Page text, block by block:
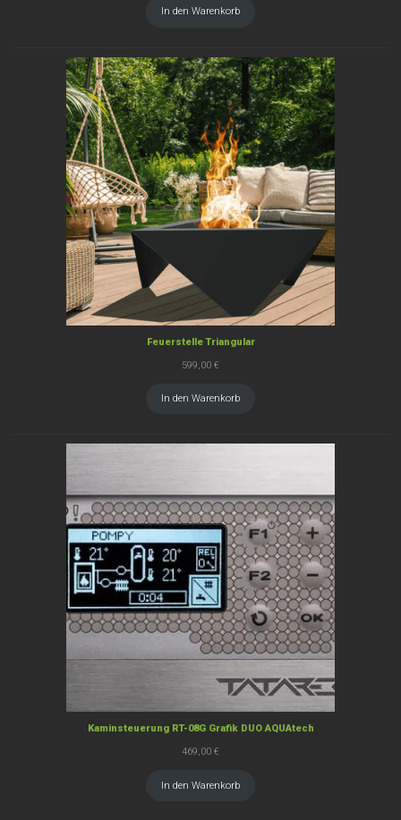
In den Warenkorb
Feuerstelle Triangular
599,00 €
In den Warenkorb
Kaminsteuerung RT-08G Grafik DUO AQUAtech
469,00 €
In den Warenkorb